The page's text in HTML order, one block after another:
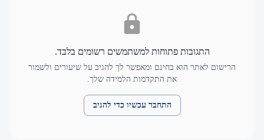
התגובות פתוחות למשתמשים רשומים בלבד.
הרישום לאתר הוא בחינם ומאפשר לך להגיב על שיעורים ולשמור
את התקדמות הלמידה שלך.
התחבר עכשיו כדי להגיב